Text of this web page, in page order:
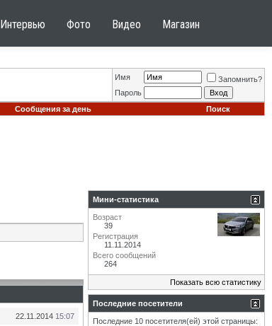
Интервью Фото Видео Магазин
Имя
Запомнить?
Пароль
Сообщения за день Поиск
22.11.2014 15:07
Мини-статистика
Возраст
39
Регистрация
11.11.2014
Всего сообщений
264
Показать всю статистику
Последние посетители
Последние 10 посетителя(ей) этой страницы: